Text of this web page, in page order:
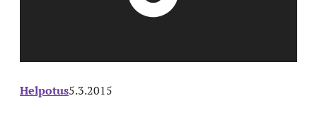
Helpotus5.3.2015